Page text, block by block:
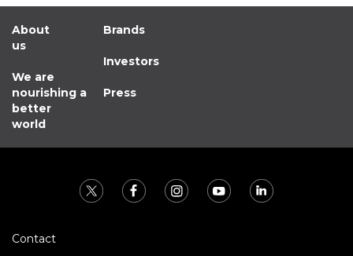
About
us
We are
nourishing a
better
world
Brands
Investors
Press
Contact